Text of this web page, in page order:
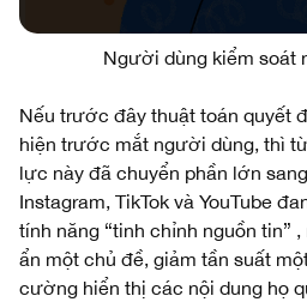
Người dùng kiểm soát
Nếu trước đây thuật toán quyết
hiện trước mắt người dùng, thì
lực này đã chuyển phần lớn
Instagram, TikTok và YouTube
tính năng “tinh chỉnh nguồn tin”
ẩn một chủ đề, giảm tần suất
cường hiển thị các nội dung họ